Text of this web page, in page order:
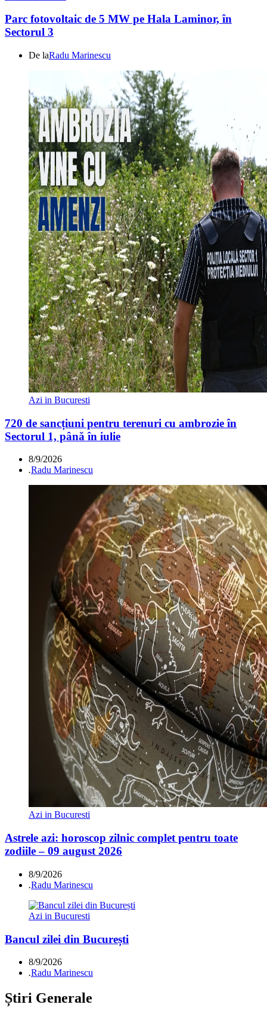
Parc fotovoltaic de 5 MW pe Hala Laminor, în
Sectorul 3
De laRadu Marinescu
Azi in Bucuresti
720 de sancțiuni pentru terenuri cu ambrozie în
Sectorul 1, până în iulie
8/9/2026
.Radu Marinescu
Azi in Bucuresti
Astrele azi: horoscop zilnic complet pentru toate
zodiile – 09 august 2026
8/9/2026
.Radu Marinescu
Azi in Bucuresti
Bancul zilei din București
8/9/2026
.Radu Marinescu
Știri Generale